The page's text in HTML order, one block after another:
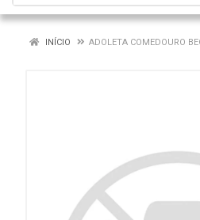
INÍCIO ADOLETA COMEDOURO